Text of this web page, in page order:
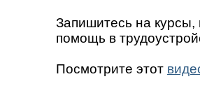
Запишитесь на курсы,
помощь в
Посмотрите этот